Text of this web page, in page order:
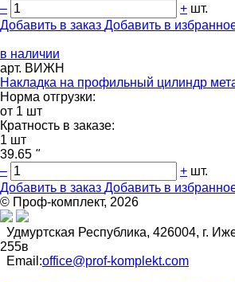
–
+ шт.
Добавить в заказ Добавить в
в наличии
арт. ВИЖН
Накладка на профильный цилиндр
Норма отгрузки:
от 1 шт
Кратность в заказе:
1 шт
39.65 "
–
+ шт.
Добавить в заказ Добавить в
© Проф-комплект, 2026
Удмуртская Республика, 426004, г.
255в
Email:office@prof-komplekt.com